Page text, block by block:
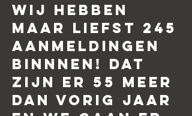
wij hebben
maar liefst 245
aanmeldingen
binnnen! Dat
zijn er 55 meer
dan vorig jaar